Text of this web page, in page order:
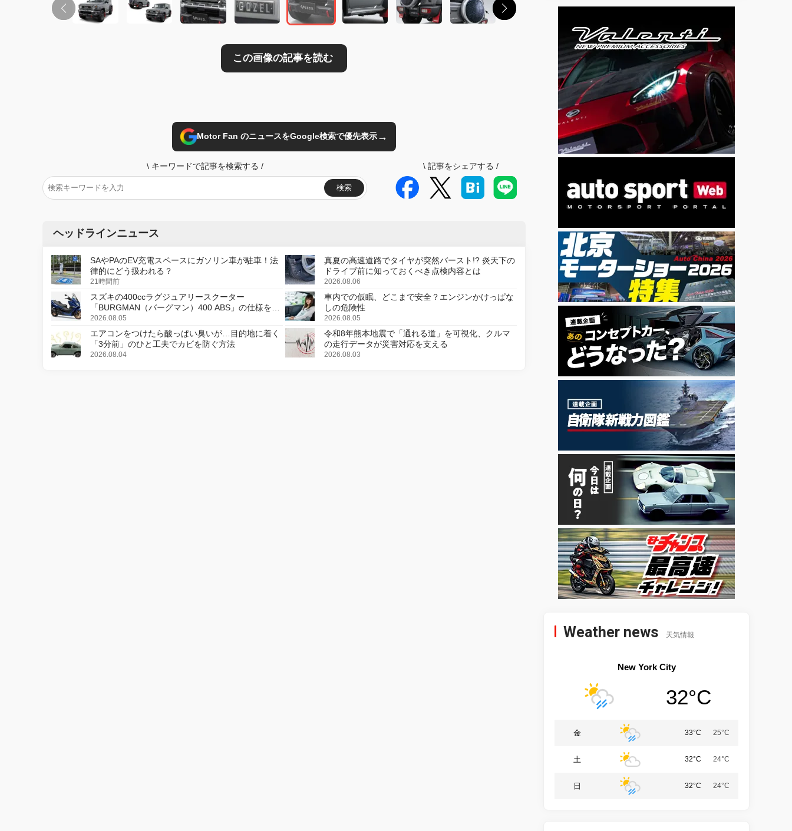
Motor Fan のニュースをGoogle検索で優先表示→
\ キーワードで記事を検索する /
検索
\ 記事をシェアする /
ヘッドラインニュース
SAやPAのEV充電スペースにガソリン車が駐車！法
律的にどう扱われる？
21時間前
真夏の高速道路でタイヤが突然バースト!? 炎天下の
ドライブ前に知っておくべき点検内容とは
2026.08.06
スズキの400ccラグジュアリースクーター
「BURGMAN（バーグマン）400 ABS」の仕様を変
更し、8月18日に発売
2026.08.05
車内での仮眠、どこまで安全？エンジンかけっぱな
しの危険性
2026.08.05
エアコンをつけたら酸っぱい臭いが…目的地に着く
「3分前」のひと工夫でカビを防ぐ方法
2026.08.04
令和8年熊本地震で「通れる道」を可視化、クルマ
の走行データが災害対応を支える
2026.08.03
Weather news 天気情報
New York City
32°C
金 33°C 25°C
土 32°C 24°C
日 32°C 24°C